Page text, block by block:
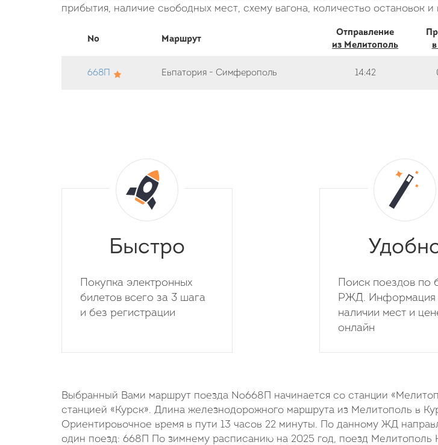
прибытия, наличие свободных мест, схему вагона, количество остановок
No Маршрут
Отправление
из Мелитополь
668П Евпатория - Симферополь 14:42
Быстро
Покупка электронных
билетов всего за 3 шага
и без регистрации
Поиск поездов по
РЖД. Информация
наличии мест и
онлайн
Выбранный Вами маршрут поезда №668П начинается со станции
станцией «Курск». Длина железнодорожного маршрута из Мелитополь в
Ориентировочное время в пути 13 часов 22 минуты. По данному ЖД
один поезд: 668П По зимнему расписанию на 2025 год, поезд Мелитополь